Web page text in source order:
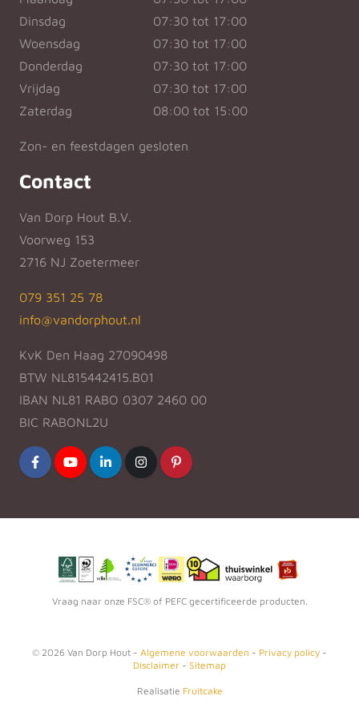
Dinsdag
07:30 tot 17:00
Woensdag
07:30 tot 17:00
Donderdag
07:30 tot 17:00
Vrijdag
07:30 tot 17:00
Zaterdag
08:00 tot 15:00
Zon- en feestdagen gesloten
Contact
Van Dorp Hout B.V.
Voorweg 153
2716 NJ Zoetermeer
079 351 25 78
info@vandorphout.nl
KvK Den Haag 27090498
BTW NL815442415.B01
IBAN NL81 RABO 0307 2460 00
BIC RABONL2U
Vraag naar onze FSC® of PEFC gecertificeerde producten.
© 2026 Van Dorp Hout - Algemene voorwaarden - Privacy policy -
Disclaimer - Sitemap
Realisatie Fruitcake